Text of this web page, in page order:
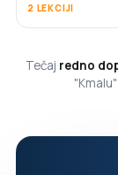
2 LEKCIJI
Tečaj redno